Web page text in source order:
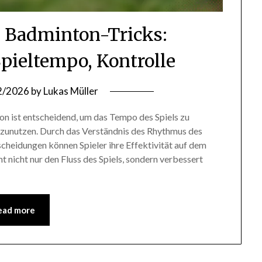
Badminton-Tricks:
Kontrolle
2026 byLukas Müller
ist entscheidend, um das Tempo des Spiels zu
Durch das Verständnis des Rhythmus des
können Spieler ihre Effektivität auf dem
nur den Fluss des Spiels, sondern verbessert
more